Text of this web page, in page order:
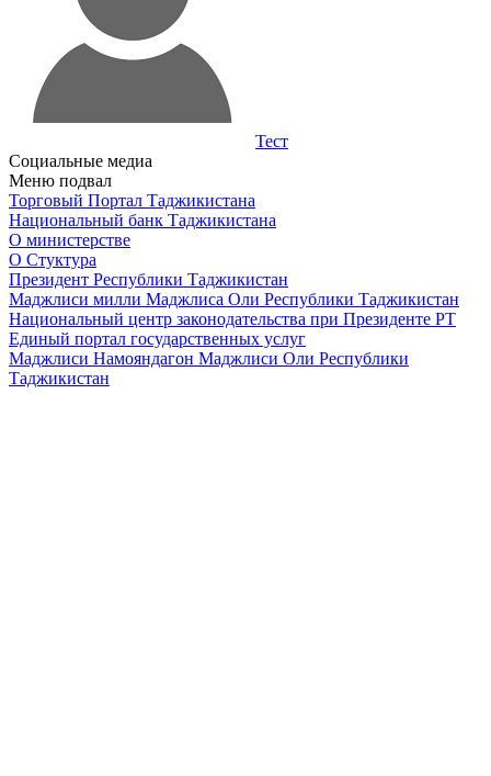
Тест
Социальные медиа
Меню подвал
Торговый Портал Таджикистана
Национальный банк Таджикистана
О министерстве
О Стуктура
Президент Республики Таджикистан
Маджлиси милли Маджлиса Оли Республики Таджикистан
Национальный центр законодательства при Президенте РТ
Единый портал государственных услуг
Маджлиси Намояндагон Маджлиси Оли Республики
Таджикистан